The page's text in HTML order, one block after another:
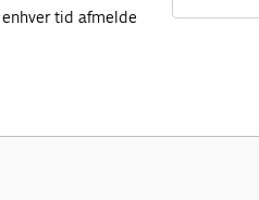
tid afmelde